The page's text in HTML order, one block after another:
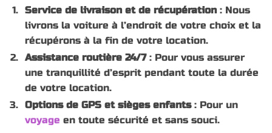
Service de livraison et de récupération : Nous
livrons la voiture à l’endroit de votre choix et la
récupérons à la fin de votre location.
Assistance routière 24/7: Pour vous assurer
une tranquillité d’esprit pendant toute la durée
de votre location.
Options de GPS et sièges enfants: Pour un
voyage en toute sécurité et sans souci.